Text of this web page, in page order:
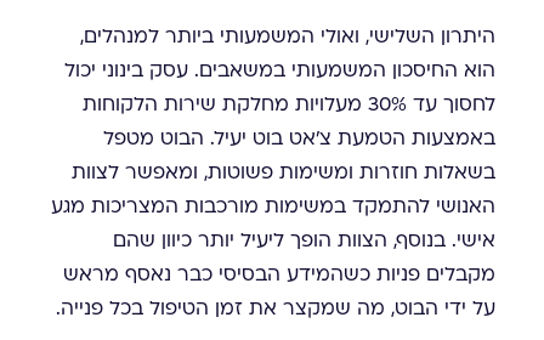
היתרון השלישי, ואולי המשמעותי ביותר למנהלים,
הוא החיסכון המשמעותי במשאבים. עסק בינוני יכול
לחסוך עד 30% מעלויות מחלקת שירות הלקוחות
באמצעות הטמעת צ'אט בוט יעיל. הבוט מטפל
בשאלות חוזרות ומשימות פשוטות, ומאפשר לצוות
האנושי להתמקד במשימות מורכבות המצריכות מגע
אישי. בנוסף, הצוות הופך ליעיל יותר כיוון שהם
מקבלים פניות כשהמידע הבסיסי כבר נאסף מראש
על ידי הבוט, מה שמקצר את זמן הטיפול בכל פנייה.